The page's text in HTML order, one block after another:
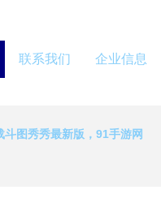
联系我们 企业信息
斗图秀秀最新版，91手游网